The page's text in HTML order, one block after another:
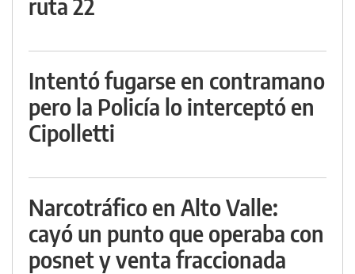
ruta 22
Intentó fugarse en contramano
pero la Policía lo interceptó en
Cipolletti
Narcotráfico en Alto Valle:
cayó un punto que operaba con
posnet y venta fraccionada